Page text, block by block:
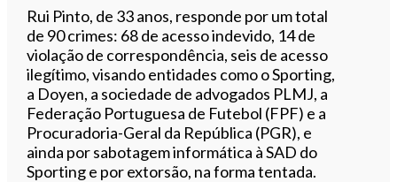
Rui Pinto, de 33 anos, responde por um total
de 90 crimes: 68 de acesso indevido, 14 de
violação de correspondência, seis de acesso
ilegítimo, visando entidades como o Sporting,
a Doyen, a sociedade de advogados PLMJ, a
Federação Portuguesa de Futebol (FPF) e a
Procuradoria-Geral da República (PGR), e
ainda por sabotagem informática à SAD do
Sporting e por extorsão, na forma tentada.